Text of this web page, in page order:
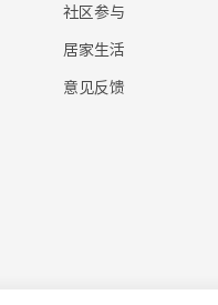
社区参与
居家生活
意见反馈